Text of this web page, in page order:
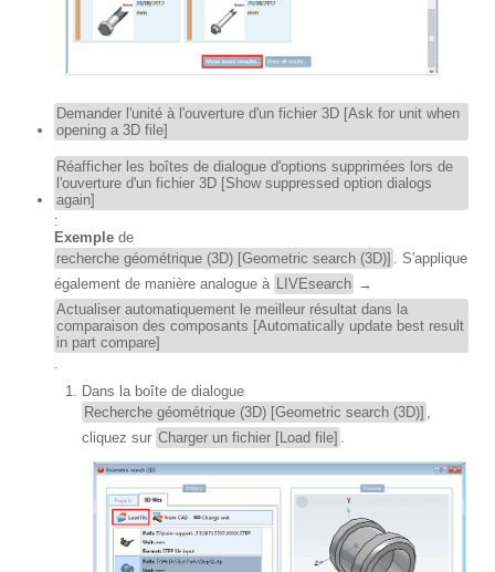
Demander l'unité à l'ouverture d'un fichier 3D [Ask for unit when
opening a 3D file]
Réafficher les boîtes de dialogue d'options supprimées lors de
l'ouverture d'un fichier 3D [Show suppressed option dialogs
again]
:
Exemple de
recherche géométrique (3D) [Geometric search (3D)] . S'applique
également de manière analogue à LIVEsearch →
Actualiser automatiquement le meilleur résultat dans la
comparaison des composants [Automatically update best result
in part compare]
.
Dans la boîte de dialogue
Recherche géométrique (3D) [Geometric search (3D)] ,
cliquez sur Charger un fichier [Load file] .